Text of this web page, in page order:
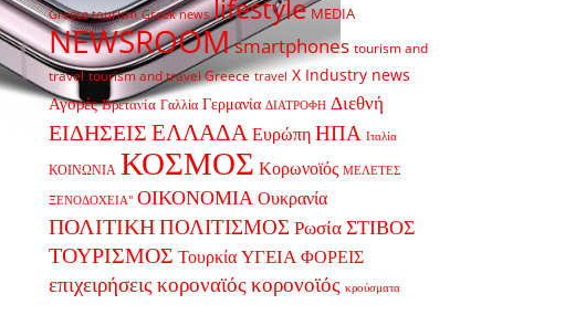
Greece tourism Greek news lifestyle MEDIA
NEWSROOMsmartphones tourism and
travel tourism and travel Greece travel X Industry news
Αγορές Βρετανία Γαλλία Γερμανία ΔΙΑΤΡΟΦΗ Διεθνή
ΕΙΔΗΣΕΙΣΕΛΛΑΔΑ ΕυρώπηΗΠΑ Ιταλία
ΚΟΙΝΩΝΙΑ ΚΟΣΜΟΣ Κορωνοϊός ΜΕΛΕΤΕΣ
ΞΕΝΟΔΟΧΕΙΑ" ΟΙΚΟΝΟΜΙΑ Ουκρανία
ΠΟΛΙΤΙΚΗΠΟΛΙΤΙΣΜΟΣ ΡωσίαΣΤΙΒΟΣ
ΤΟΥΡΙΣΜΟΣ ΤουρκίαΥΓΕΙΑ ΦΟΡΕΙΣ
επιχειρήσειςκοροναϊόςκορονοϊός κρούσματα